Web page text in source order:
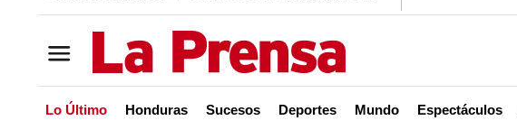
Lo Último Honduras Sucesos Deportes Mundo Espectáculos